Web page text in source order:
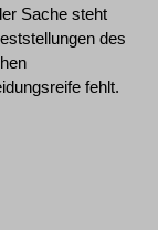
Sache steht
des
fehlt.